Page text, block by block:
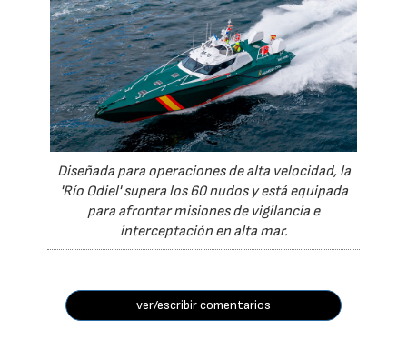
Diseñada para operaciones de alta velocidad, la
'Río Odiel' supera los 60 nudos y está equipada
para afrontar misiones de vigilancia e
interceptación en alta mar.
ver/escribir comentarios